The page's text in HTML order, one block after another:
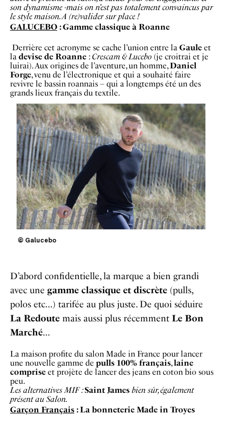
son dynamisme -mais on n’est pas totalement convaincus par
le style maison. A (re)valider sur place !
GALUCEBO : Gamme classique à Roanne
Derrière cet acronyme se cache l’union entre la Gaule et
la devise de Roanne : Crescam & Lucebo (je croitrai et je
luirai). Aux origines de l’aventure, un homme, Daniel
Forge, venu de l’électronique et qui a souhaité faire
revivre le bassin roannais – qui a longtemps été un des
grands lieux français du textile.
© Galucebo
D’abord confidentielle, la marque a bien grandi
avec une gamme classique et discrète (pulls,
polos etc…) tarifée au plus juste. De quoi séduire
La Redoute mais aussi plus récemment Le Bon
Marché…
La maison profite du salon Made in France pour lancer
une nouvelle gamme de pulls 100% français,laine
comprise et projète de lancer des jeans en coton bio sous
peu.
Les alternatives MIF :Saint James bien sûr, également
présent au Salon.
Garçon Français : La bonneterie Made in Troyes